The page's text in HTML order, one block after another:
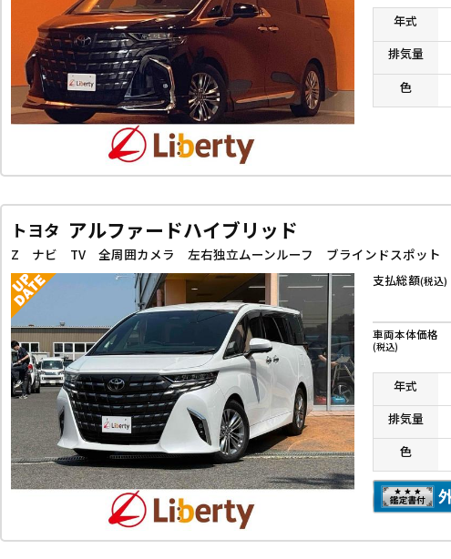
年式
排気量
色
トヨタ アルファードハイブリッド
支払総額(税込)
車両本体価格
(税込)
年式
排気量
色